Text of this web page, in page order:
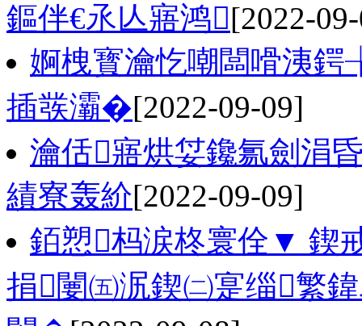
鏂伴€氶亾寤鸿[2022-
婀栧寳瀹忔嘲闆嗗洟
插彂灞�[2022-09-09]
瀹佸寤烘姇鑱氱劍涓
績寮轰紒[2022-09-09]
銆愬杩涙柊寰佺▼ 鍥
捐闄㈤泦鍥㈡寔缁繁